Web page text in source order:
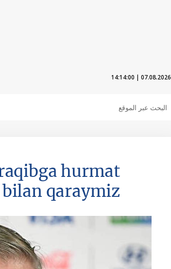
07.08.2026
|
14:14:01
hurmat
bilan qaraymiz